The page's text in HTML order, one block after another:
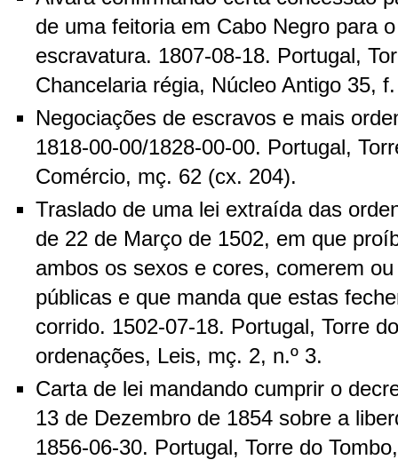
de uma feitoria em Cabo Negro para
escravatura. 1807-08-18. Portugal,
Chancelaria régia, Núcleo Antigo 35,
Negociações de escravos e mais
1818-00-00/1828-00-00. Portugal,
Comércio, mç. 62 (cx. 204).
Traslado de uma lei extraída das
de 22 de Março de 1502, em que
ambos os sexos e cores, comerem
públicas e que manda que estas
corrido. 1502-07-18. Portugal, Torre
ordenações, Leis, mç. 2, n.º 3.
Carta de lei mandando cumprir o
13 de Dezembro de 1854 sobre a
1856-06-30. Portugal, Torre do